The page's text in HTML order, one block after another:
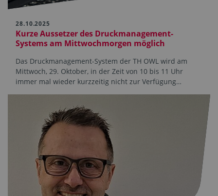
28.10.2025
Kurze Aussetzer des Druckmanagement-
Systems am Mittwochmorgen möglich
Das Druckmanagement-System der TH OWL wird am
Mittwoch, 29. Oktober, in der Zeit von 10 bis 11 Uhr
immer mal wieder kurzzeitig nicht zur Verfügung…